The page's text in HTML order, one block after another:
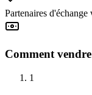
Partenaires d'échange
Comment
1